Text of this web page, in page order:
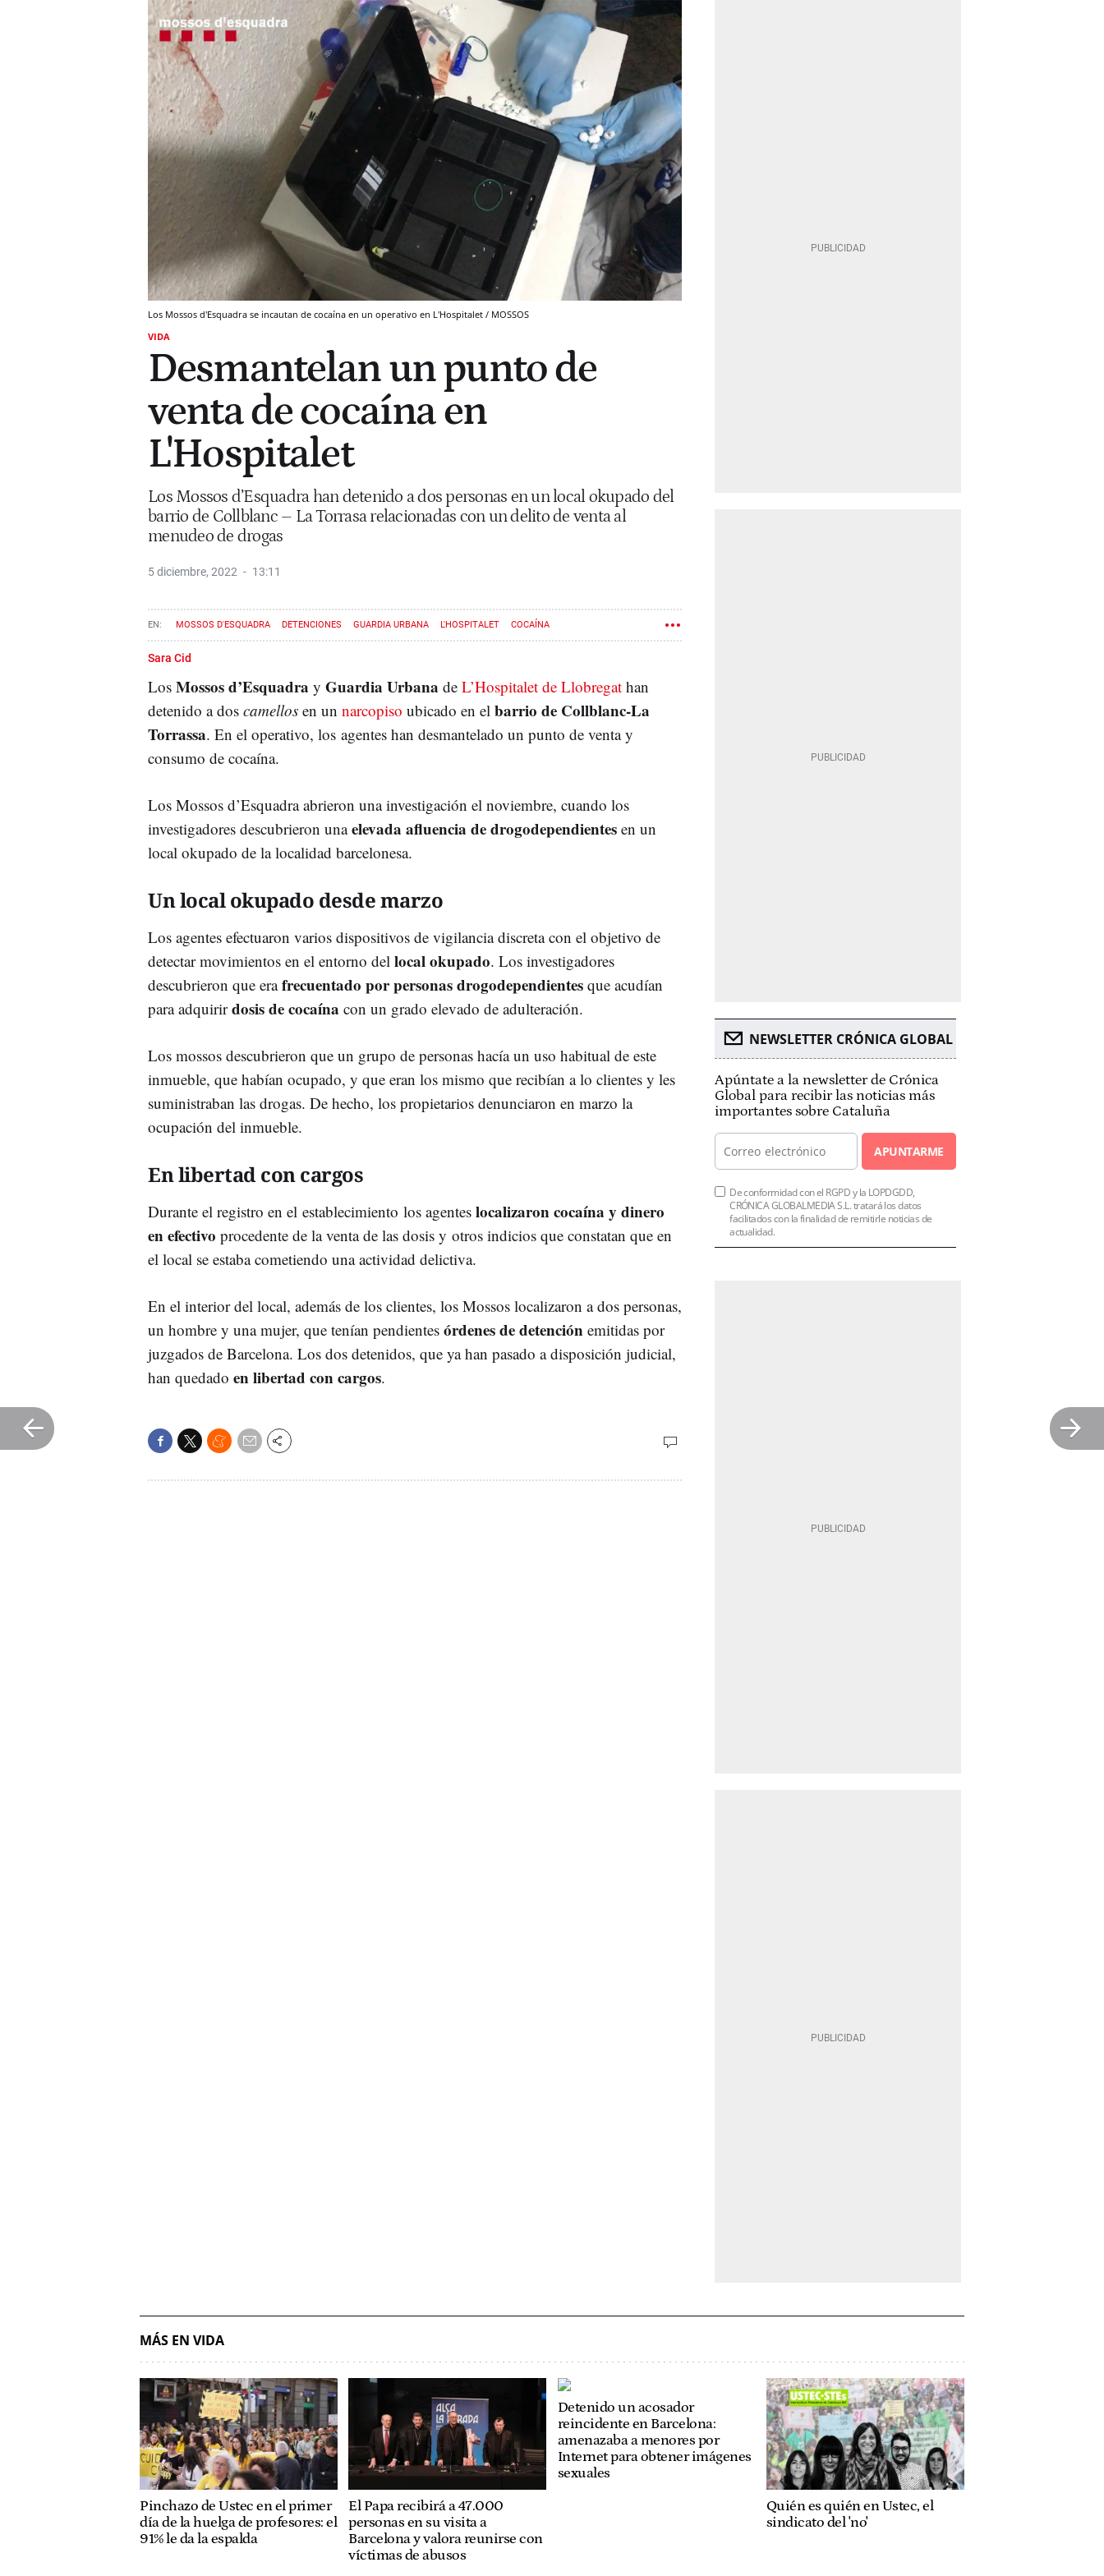
Los Mossos d'Esquadra se incautan de cocaína en un operativo en L'Hospitalet / MOSSOS
VIDA
Desmantelan un punto de
venta de cocaína en
L'Hospitalet
Los Mossos d’Esquadra han detenido a dos personas en un local okupado del
barrio de Collblanc – La Torrasa relacionadas con un delito de venta al
menudeo de drogas
5 diciembre, 2022 13:11
MOSSOS D'ESQUADRA DETENCIONES GUARDIA URBANA L'HOSPITALET COCAÍNA
Sara Cid
Los Mossos d’Esquadra y Guardia Urbana de L’Hospitalet de Llobregat han
detenido a dos camellos en un narcopiso ubicado en el barrio de Collblanc-La
Torrassa. En el operativo, los agentes han desmantelado un punto de venta y
consumo de cocaína.
Los Mossos d’Esquadra abrieron una investigación el noviembre, cuando los
investigadores descubrieron unaelevada afluencia de drogodependientes en un
local okupado de la localidad barcelonesa.
Un local okupado desde marzo
Los agentes efectuaron varios dispositivos de vigilancia discreta con el objetivo de
detectar movimientos en el entorno del local okupado. Los investigadores
descubrieron que erafrecuentado por personas drogodependientes que acudían
para adquirirdosis de cocaína con un grado elevado de adulteración.
Los mossos descubrieron que un grupo de personas hacía un uso habitual de este
inmueble, que habían ocupado, y que eran los mismo que recibían a lo clientes y les
suministraban las drogas. De hecho, los propietarios denunciaron en marzo la
ocupación del inmueble.
En libertad con cargos
Durante el registro en el establecimiento los agentes localizaron cocaína y dinero
en efectivo procedente de la venta de las dosis y otros indicios que constatan que en
el local se estaba cometiendo una actividad delictiva.
En el interior del local, además de los clientes, los Mossos localizaron a dos personas,
un hombre y una mujer, que tenían pendientes órdenes de detención emitidas por
juzgados de Barcelona. Los dos detenidos, que ya han pasado a disposición judicial,
han quedado en libertad con cargos.
NEWSLETTER CRÓNICA GLOBAL
Apúntate a la newsletter de Crónica
Global para recibir las noticias más
importantes sobre Cataluña
APUNTARME
De conformidad con el RGPD y la LOPDGDD,
CRÓNICA GLOBALMEDIA S.L. tratará los datos
facilitados con la finalidad de remitirle noticias de
actualidad.
MÁS EN VIDA
Pinchazo de Ustec en el primer
día de la huelga de profesores: el
91% le da la espalda
El Papa recibirá a 47.000
personas en su visita a
Barcelona y valora reunirse con
víctimas de abusos
Detenido un acosador
reincidente en Barcelona:
amenazaba a menores por
Internet para obtener imágenes
sexuales
Quién es quién en Ustec, el
sindicato del 'no'